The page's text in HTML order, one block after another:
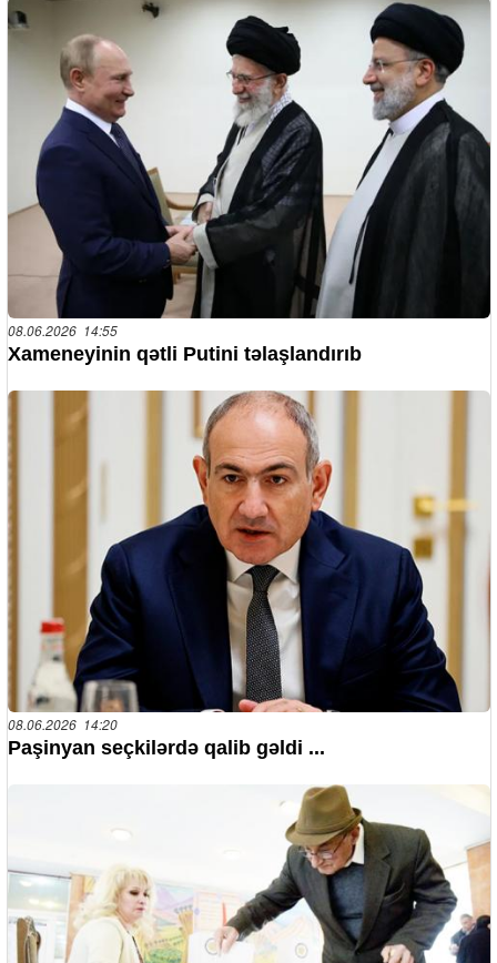
08.06.2026 14:55
Xameneyinin qətli Putini təlaşlandırıb
08.06.2026 14:20
Paşinyan seçkilərdə qalib gəldi ...